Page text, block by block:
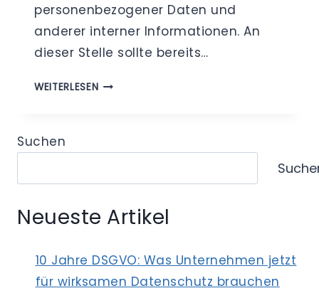
personenbezogener Daten und
anderer interner Informationen. An
dieser Stelle sollte bereits…
WEITERLESENAUFTRAGSDATENVERARBEITUNG
DATENSCHUTZRECHTLICHE
–
UNTERSCHEIDUNG
DIENSTLEISTERN
Suchen
Neueste Artikel
10 Jahre DSGVO: Was Unternehmen jetzt
für wirksamen Datenschutz brauchen